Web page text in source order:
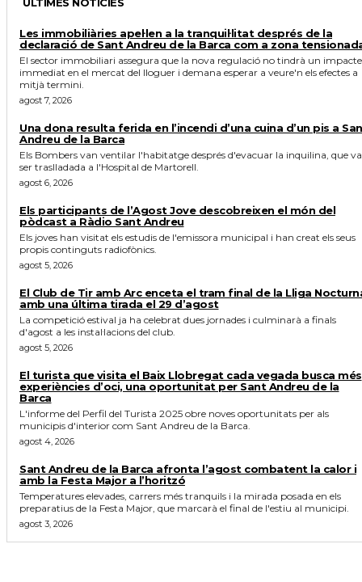
Les immobiliàries apel·len a la tranquil·litat després de la
declaració de Sant Andreu de la Barca com a zona
El sector immobiliari assegura que la nova regulació no tindrà un impacte
immediat en el mercat del lloguer i demana esperar a veure'n els efectes a
mitjà termini.
agost 7, 2026
Una dona resulta ferida en l’incendi d’una cuina d’un pis a
Andreu de la Barca
Els Bombers van ventilar l'habitatge després d'evacuar la inquilina, que va
ser traslladada a l'Hospital de Martorell.
agost 6, 2026
Els participants de l’Agost Jove descobreixen el món del
pòdcast a Ràdio Sant Andreu
Els joves han visitat els estudis de l'emissora municipal i han creat els seus
propis continguts radiofònics.
agost 5, 2026
El Club de Tir amb Arc enceta el tram final de la Lliga
amb una última tirada el 29 d’agost
La competició estival ja ha celebrat dues jornades i culminarà a finals
d'agost a les instal·lacions del club.
agost 5, 2026
El turista que visita el Baix Llobregat cada vegada busca més
experiències d’oci, una oportunitat per Sant Andreu de la
Barca
L'informe del Perfil del Turista 2025 obre noves oportunitats per als
municipis d'interior com Sant Andreu de la Barca.
agost 4, 2026
Sant Andreu de la Barca afronta l’agost combatent la calor i
amb la Festa Major a l’horitzó
Temperatures elevades, carrers més tranquils i la mirada posada en els
preparatius de la Festa Major, que marcarà el final de l'estiu al municipi.
agost 3, 2026